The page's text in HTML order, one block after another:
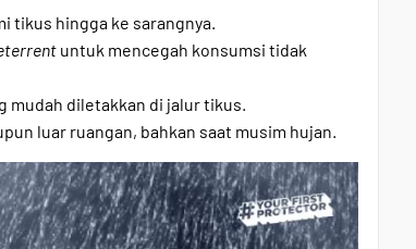
tikus hingga ke sarangnya.
untuk mencegah konsumsi tidak
mudah diletakkan di jalur tikus.
luar ruangan, bahkan saat musim hujan.